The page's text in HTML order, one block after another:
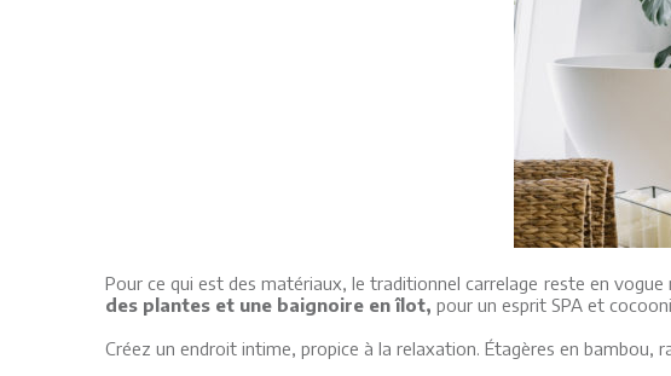
Pour ce qui est des matériaux, le traditionnel carrelage reste en
des plantes et une baignoire en îlot, pour un esprit SPA et
Créez un endroit intime, propice à la relaxation. Étagères en